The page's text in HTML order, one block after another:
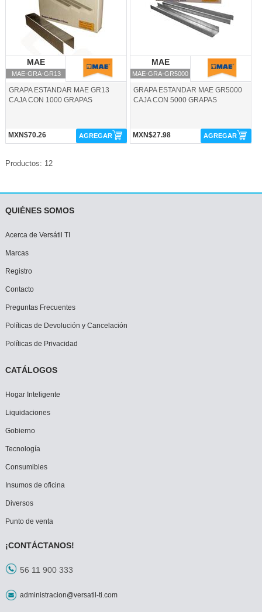
MAE
MAE-GRA-GR13
GRAPA ESTANDAR MAE GR13
CAJA CON 1000 GRAPAS
MXN$70.26 AGREGAR
MAE
MAE-GRA-GR5000
GRAPA ESTANDAR MAE GR5000
CAJA CON 5000 GRAPAS
MXN$27.98 AGREGAR
Productos: 12
QUIÉNES SOMOS
Acerca de Versátil TI
Marcas
Registro
Contacto
Preguntas Frecuentes
Políticas de Devolución y Cancelación
Políticas de Privacidad
CATÁLOGOS
Hogar Inteligente
Liquidaciones
Gobierno
Tecnología
Consumibles
Insumos de oficina
Diversos
Punto de venta
¡CONTÁCTANOS!
56 11 900 333
administracion@versatil-ti.com